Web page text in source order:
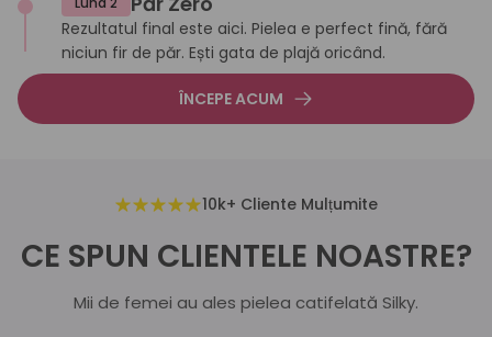
Rezultatul final este aici. Pielea e perfect fină, fără
niciun fir de păr. Ești gata de plajă oricând.
ÎNCEPE ACUM
10k+ Cliente Mulțumite
CE SPUN CLIENTELE NOASTRE?
Mii de femei au ales pielea catifelată Silky.